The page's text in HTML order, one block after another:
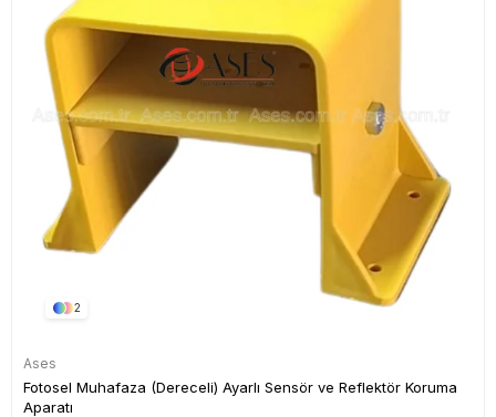
2
Ases
Fotosel Muhafaza (Dereceli) Ayarlı Sensör ve Reflektör Koruma
Aparatı